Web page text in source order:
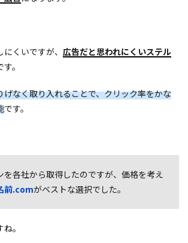
くいですが、 広告だと思われにくいステル
す。
げなく取り入れることで、クリック率をかな
です。
を各社から取得したのですが、価格を考え
前.comがベストな選択でした。
。